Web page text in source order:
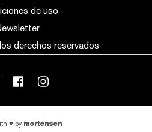
de uso
derechos reservados
♥by mortensen